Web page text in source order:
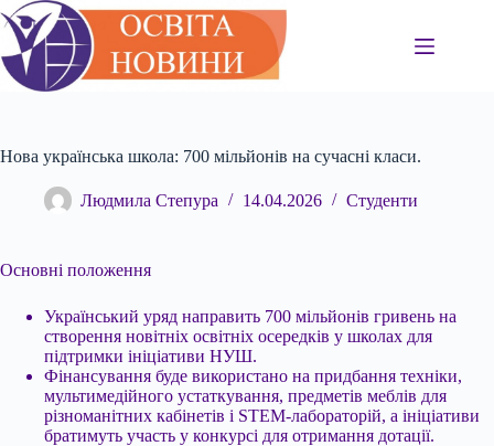
Перейти
до
вмісту
Нова українська школа: 700 мільйонів на сучасні класи.
Людмила Степура 14.04.2026 Студенти
Основні положення
Український уряд направить 700 мільйонів гривень на
створення новітніх освітніх осередків у школах для
підтримки ініціативи НУШ.
Фінансування буде використано на придбання техніки,
мультимедійного устаткування, предметів меблів для
різноманітних кабінетів і STEM-лабораторій, а ініціативи
братимуть участь у конкурсі для отримання дотації.